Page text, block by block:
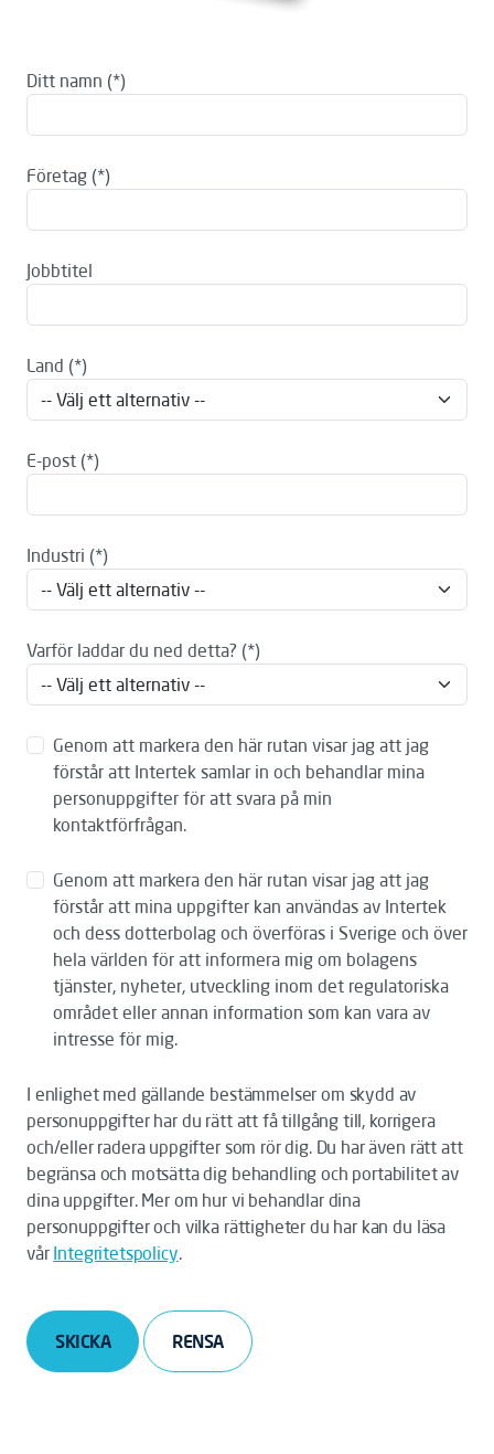
Ditt namn
Företag
Jobbtitel
Land
E-post
Industri
Varför laddar du ned detta?
Genom att markera den här rutan visar jag att jag
förstår att Intertek samlar in och behandlar mina
personuppgifter för att svara på min
kontaktförfrågan.
Genom att markera den här rutan visar jag att jag
förstår att mina uppgifter kan användas av Intertek
och dess dotterbolag och överföras i Sverige och över
hela världen för att informera mig om bolagens
tjänster, nyheter, utveckling inom det regulatoriska
området eller annan information som kan vara av
intresse för mig.
I enlighet med gällande bestämmelser om skydd av
personuppgifter har du rätt att få tillgång till, korrigera
och/eller radera uppgifter som rör dig. Du har även rätt att
begränsa och motsätta dig behandling och portabilitet av
dina uppgifter. Mer om hur vi behandlar dina
personuppgifter och vilka rättigheter du har kan du läsa
vår Integritetspolicy.
SKICKA